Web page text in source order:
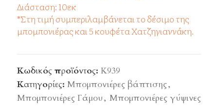
Διάσταση: 10εκ
*Στη τιμή συμπεριλαμβάνεται το δέσιμο της
μπομπονιέρας και 5 κουφέτα Χατζηγιαννάκη.
Κωδικός προϊόντος: Κ939
Κατηγορίες: Μπομπονιέρες βάπτισης,
Μπομπονιέρες Γάμου, Μπομπονιέρες γύψινες